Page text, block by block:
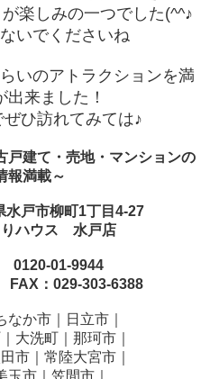
楽しみの一つでした(^^♪
いでくださいね
いのアトラクションを満
来ました！
ひ訪れてみては♪
戸建て・売地・マンションの
報満載～
戸市柳町1丁目4-27
りハウス 水戸店
0120-01-9944
：029-303-6388
なか市｜日立市｜
大洗町｜那珂市｜
市｜常陸大宮市｜
玉市｜笠間市